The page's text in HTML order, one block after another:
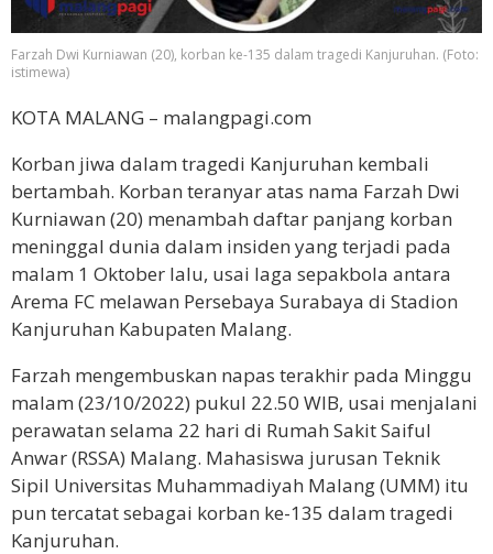
Farzah Dwi Kurniawan (20), korban ke-135 dalam tragedi Kanjuruhan. (Foto:
istimewa)
KOTA MALANG – malangpagi.com
Korban jiwa dalam tragedi Kanjuruhan kembali
bertambah. Korban teranyar atas nama Farzah Dwi
Kurniawan (20) menambah daftar panjang korban
meninggal dunia dalam insiden yang terjadi pada
malam 1 Oktober lalu, usai laga sepakbola antara
Arema FC melawan Persebaya Surabaya di Stadion
Kanjuruhan Kabupaten Malang.
Farzah mengembuskan napas terakhir pada Minggu
malam (23/10/2022) pukul 22.50 WIB, usai menjalani
perawatan selama 22 hari di Rumah Sakit Saiful
Anwar (RSSA) Malang. Mahasiswa jurusan Teknik
Sipil Universitas Muhammadiyah Malang (UMM) itu
pun tercatat sebagai korban ke-135 dalam tragedi
Kanjuruhan.